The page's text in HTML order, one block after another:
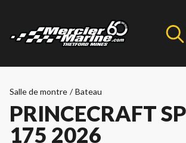
Salle de montre / Bateau
PRINCECRAFT
175 2026